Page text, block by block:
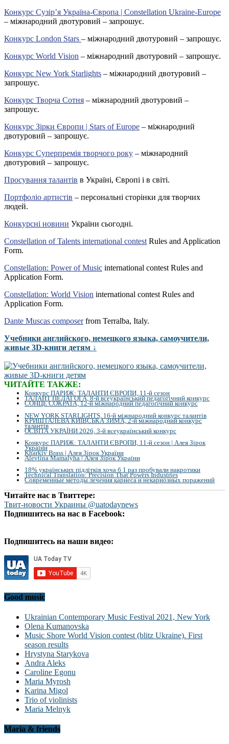
Конкурс Сузір’я Україна-Європа | Constellation Ukraine-Europe
– міжнародний двотуровий – запрошує.
Конкурс London Stars – міжнародний двотуровий – запрошує.
Конкурс World Vision – міжнародний двотуровий – запрошує.
Конкурс New York Starlights – міжнародний двотуровий –
запрошує.
Конкурс Творча Сотня – міжнародний двотуровий –
запрошує.
Конкурс Зірки Європи | Stars of Europe – міжнародний
двотуровий – запрошує.
Конкурс Суперпремія творчого року – міжнародний
двотуровий – запрошує.
Просування талантів в Україні, Європі і в світі.
Портфоліо артистів – персональні сторінки для творчих
людей.
Конкурсні новини України сьогодні.
Constellation of Talents international contest Rules and Application
Form.
Constellation: Power of Music international contest Rules and
Application Form.
Constellation: World Vision international contest Rules and
Application Form.
Dante Muscas composerfrom Terralba, Italy.
Учебники английского, немецкого языка, самоучители,
живые 3D-книги детям ↓
ЧИТАЙТЕ ТАКЖЕ:
Конкурс ПАРИЖ: ТАЛАНТИ ЄВРОПИ, 11-й сезон
ТАЛАНТ ПЕДАГОГА, 8-й всеукраїнський педагогічний конкурс
СОНЦЕ СОКРАТА, 12-й міжнародний педагогічний конкурс
NEW YORK STARLIGHTS, 16-й міжнародний конкурс талантів
КРИШТАЛЕВА КИЇВСЬКА ЗИМА, 2-й міжнародний конкурс
талантів
ОСВІТА УКРАЇНИ 2026, 3-й всеукраїнський конкурс
Конкурс ПАРИЖ: ТАЛАНТИ ЄВРОПИ, 11-й сезон | Алея Зірок
України
Kharkiv Brass | Алея Зірок України
Alevtina Mamalyha | Алея Зірок України
18% українських підлітків хоча б 1 раз пробували накротики
Technical Translation: Precision That Powers Industries
Современные методы лечения кариеса и некариозных поражений
Читайте нас в Твиттере:
Твит-новости Украины @uatodaynews
Подпишитесь на нас в Facebook:
Подпишитесь на наши видео:
Good music
Ukrainian Contemporary Music Festival 2021, New York
Olena Kumanovska
Music Shore World Vision contest (blitz Ukraine). First
season results
Hrystyna Starykova
Andra Aleks
Caroline Egonu
Maria Myrosh
Karina Migol
Trio of violinists
Maria Melnyk
Maria & friends